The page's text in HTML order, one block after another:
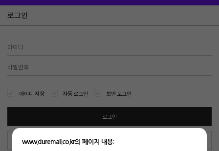
로그인
아이디 저장 자동 로그인 보안 로그인
로그인
아이디/비밀번호 찾기
www.duremall.co.kr의 페이지 내용: